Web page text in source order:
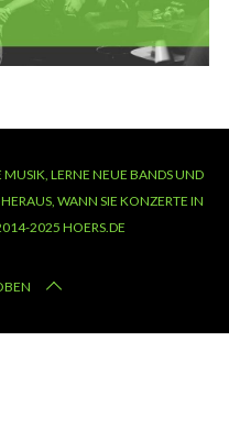
LERNE NEUE BANDS UND
WANN SIE KONZERTE IN
2025 HOERS.DE